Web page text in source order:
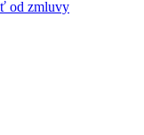
od zmluvy